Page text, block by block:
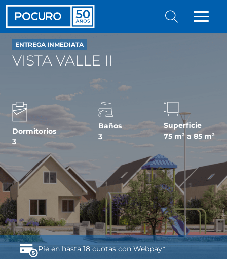
ENTREGA INMEDIATA
VISTA VALLE II
Dormitorios
3
Baños
3
Superficie
75 m² a 85 m²
Pie en hasta 18 cuotas con Webpay*